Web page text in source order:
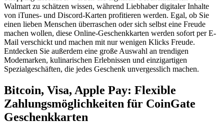
Walmart zu schätzen wissen, während Liebhaber digitaler Inhalte
von iTunes- und Discord-Karten profitieren werden. Egal, ob Sie
einen lieben Menschen überraschen oder sich selbst eine Freude
machen wollen, diese Online-Geschenkkarten werden sofort per E-
Mail verschickt und machen mit nur wenigen Klicks Freude.
Entdecken Sie außerdem eine große Auswahl an trendigen
Modemarken, kulinarischen Erlebnissen und einzigartigen
Spezialgeschäften, die jedes Geschenk unvergesslich machen.
Bitcoin, Visa, Apple Pay: Flexible
Zahlungsmöglichkeiten für CoinGate
Geschenkkarten